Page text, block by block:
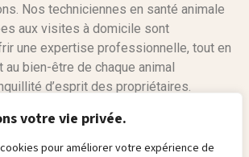
votre vie privée.
pour améliorer votre expérience de
Nos techniciennes en santé animale
aux visites à domicile sont
une expertise professionnelle, tout en
au bien-être de chaque animal
d’esprit des propriétaires.